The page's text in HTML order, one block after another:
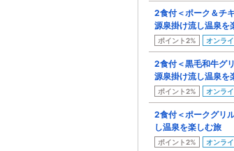
2食付＜ポーク＆チ
源泉掛け流し温泉を
ポイント2% オンラ
2食付＜黒毛和牛グ
源泉掛け流し温泉を
ポイント2% オンラ
2食付＜ポークグリ
し温泉を楽しむ旅
ポイント2% オンラ